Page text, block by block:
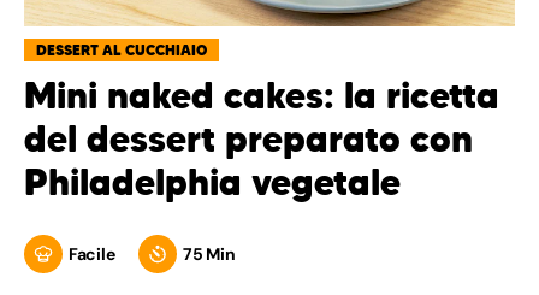
DESSERT AL CUCCHIAIO
Mini naked cakes: la ricetta
del dessert preparato con
Philadelphia vegetale
Facile 75 Min